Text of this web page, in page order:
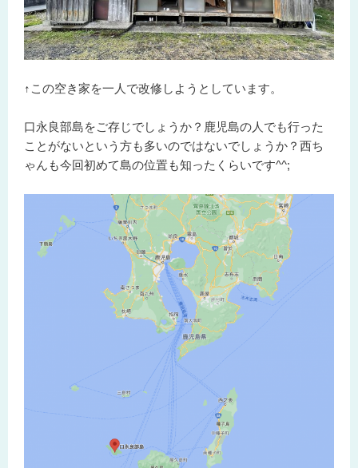
↑この空き家を一人で改修しようとしています。
口永良部島をご存じでしょうか？鹿児島の人でも行った
ことがないという方も多いのではないでしょうか？西ち
ゃんも今回初めて島の位置も知ったくらいです^^;